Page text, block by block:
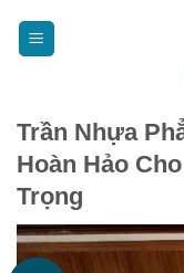
Trần Nhựa
Hoàn Hảo
Trọng